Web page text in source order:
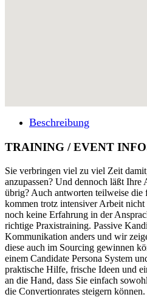
Beschreibung
TRAINING / EVENT
Sie verbringen viel zu viel Zeit
anzupassen? Und dennoch läßt Ihre
übrig? Auch antworten teilweise die
kommen trotz intensiver Arbeit
noch keine Erfahrung in der
richtige Praxistraining. Passive
Kommunikation anders und wir
diese auch im Sourcing gewinnen
einem Candidate Persona System
praktische Hilfe, frische Ideen und
an die Hand, dass Sie einfach
die Convertionrates steigern können.